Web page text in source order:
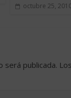
octubre 25,
será publicada.